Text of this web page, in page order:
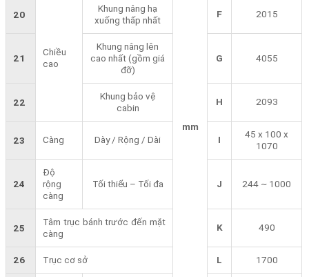
mm
20
Chiều
cao
Khung nâng hạ
xuống thấp nhất
F 2015
21
Khung nâng lên
cao nhất (gồm giá
đỡ)
G 4055
22
Khung bảo vệ
cabin
H 2093
23 Càng Dày / Rộng / Dài I
45 x 100 x
1070
24
Độ
rộng
càng
Tối thiểu – Tối đa J 244 ~ 1000
25
Tâm trục bánh trước đến mặt
càng
K 490
26 Trục cơ sở L 1700